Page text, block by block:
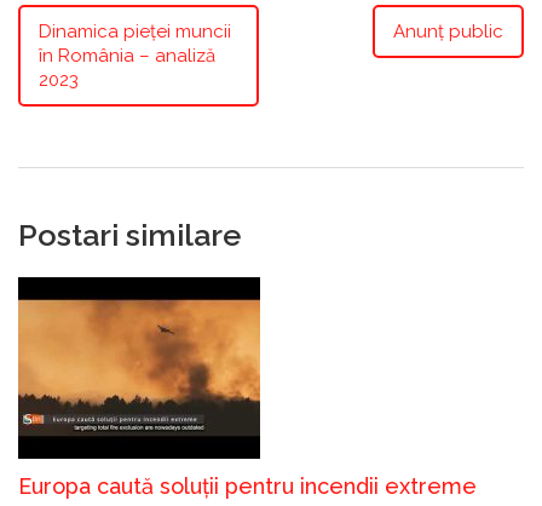
Dinamica pieței muncii
în România – analiză
2023
Anunț public
Postari similare
Europa caută soluții pentru incendii extreme